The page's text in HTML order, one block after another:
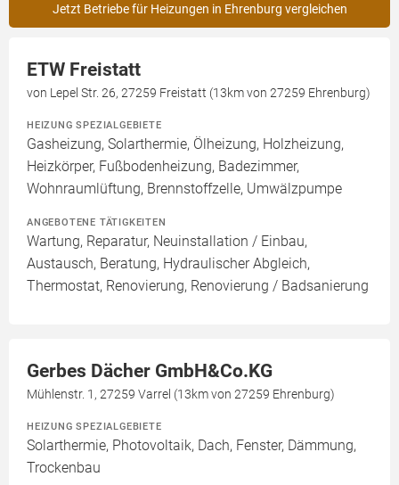
Jetzt Betriebe für Heizungen in Ehrenburg vergleichen
ETW Freistatt
von Lepel Str. 26, 27259 Freistatt (13km von 27259 Ehrenburg)
HEIZUNG SPEZIALGEBIETE
Gasheizung, Solarthermie, Ölheizung, Holzheizung,
Heizkörper, Fußbodenheizung, Badezimmer,
Wohnraumlüftung, Brennstoffzelle, Umwälzpumpe
ANGEBOTENE TÄTIGKEITEN
Wartung, Reparatur, Neuinstallation / Einbau,
Austausch, Beratung, Hydraulischer Abgleich,
Thermostat, Renovierung, Renovierung / Badsanierung
Gerbes Dächer GmbH&Co.KG
Mühlenstr. 1, 27259 Varrel (13km von 27259 Ehrenburg)
HEIZUNG SPEZIALGEBIETE
Solarthermie, Photovoltaik, Dach, Fenster, Dämmung,
Trockenbau